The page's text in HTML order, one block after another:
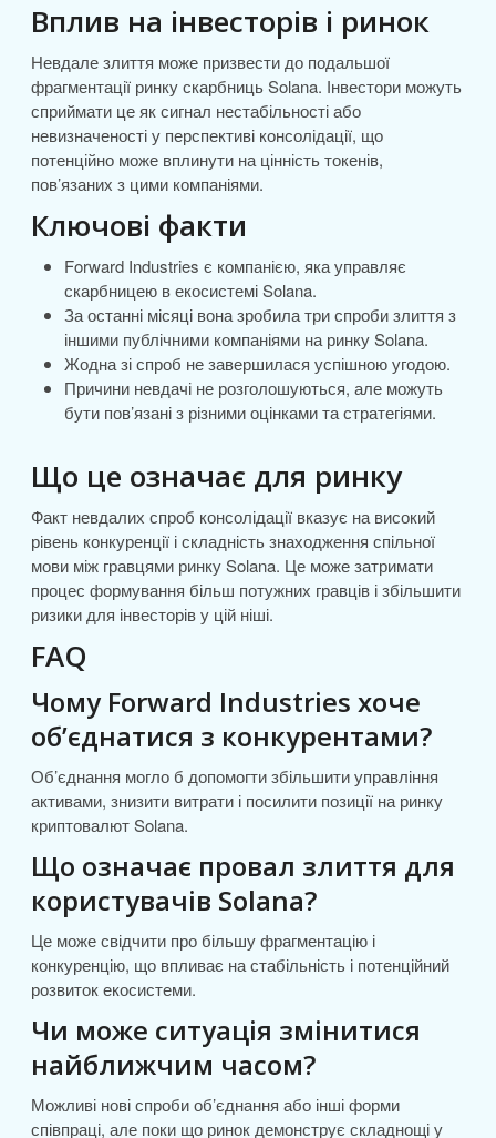
Вплив на інвесторів і ринок
Невдале злиття може призвести до подальшої
фрагментації ринку скарбниць Solana. Інвестори можуть
сприймати це як сигнал нестабільності або
невизначеності у перспективі консолідації, що
потенційно може вплинути на цінність токенів,
пов’язаних з цими компаніями.
Ключові факти
Forward Industries є компанією, яка управляє
скарбницею в екосистемі Solana.
За останні місяці вона зробила три спроби злиття з
іншими публічними компаніями на ринку Solana.
Жодна зі спроб не завершилася успішною угодою.
Причини невдачі не розголошуються, але можуть
бути пов’язані з різними оцінками та стратегіями.
Що це означає для ринку
Факт невдалих спроб консолідації вказує на високий
рівень конкуренції і складність знаходження спільної
мови між гравцями ринку Solana. Це може затримати
процес формування більш потужних гравців і збільшити
ризики для інвесторів у цій ніші.
FAQ
Чому Forward Industries хоче
об’єднатися з конкурентами?
Об’єднання могло б допомогти збільшити управління
активами, знизити витрати і посилити позиції на ринку
криптовалют Solana.
Що означає провал злиття для
користувачів Solana?
Це може свідчити про більшу фрагментацію і
конкуренцію, що впливає на стабільність і потенційний
розвиток екосистеми.
Чи може ситуація змінитися
найближчим часом?
Можливі нові спроби об’єднання або інші форми
співпраці, але поки що ринок демонструє складнощі у